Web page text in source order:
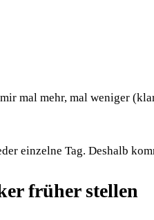
mal mehr, mal weniger
einzelne Tag. Deshalb
früher stellen